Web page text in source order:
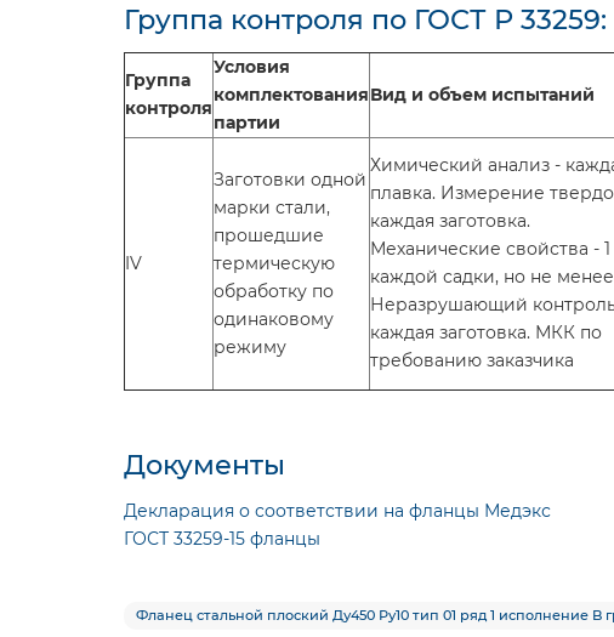
Группа контроля по ГОСТ Р 33259:
Группа
контроля
Условия
комплектования
партии
Вид и объем испытаний
IV
Заготовки одной
марки стали,
прошедшие
термическую
обработку по
одинаковому
режиму
Химический анализ -
плавка. Измерение
каждая заготовка.
Механические свойства - 1
каждой садки, но не
Неразрушающий
каждая заготовка. МКК по
требованию заказчика
Документы
Декларация о соответствии на фланцы Медэкс
ГОСТ 33259-15 фланцы
Фланец стальной плоский Ду450 Ру10 тип 01 ряд 1 исполнение B